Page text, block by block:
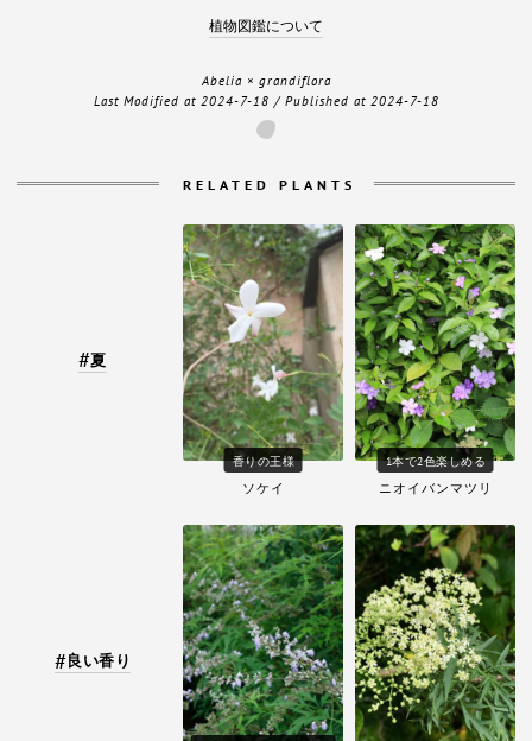
植物図鑑について
Abelia × grandiflora
Last Modified at 2024-7-18 / Published at 2024-7-18
RELATED PLANTS
夏
香りの王様
ソケイ
1本で2色楽しめる
ニオイバンマツリ
良い香り